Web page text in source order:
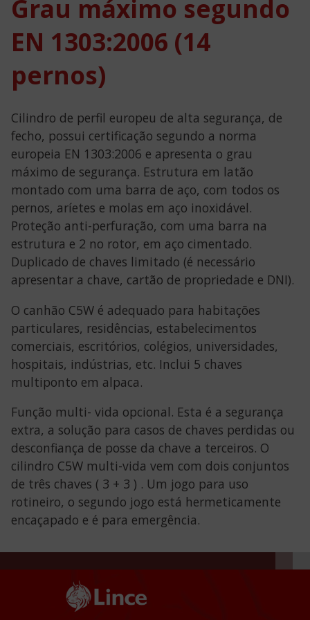
Grau máximo segundo
EN 1303:2006 (14
pernos)
Cilindro de perfil europeu de alta segurança, de
fecho, possui certificação segundo a norma
europeia EN 1303:2006 e apresenta o grau
máximo de segurança. Estrutura em latão
montado com uma barra de aço, com todos os
pernos, aríetes e molas em aço inoxidável.
Proteção anti-perfuração, com uma barra na
estrutura e 2 no rotor, em aço cimentado.
Duplicado de chaves limitado (é necessário
apresentar a chave, cartão de propriedade e DNI).
O canhão C5W é adequado para habitações
particulares, residências, estabelecimentos
comerciais, escritórios, colégios, universidades,
hospitais, indústrias, etc. Inclui 5 chaves
multiponto em alpaca.
Função multi- vida opcional. Esta é a segurança
extra, a solução para casos de chaves perdidas ou
desconfiança de posse da chave a terceiros. O
cilindro C5W multi-vida vem com dois conjuntos
de três chaves ( 3 + 3 ) . Um jogo para uso
rotineiro, o segundo jogo está hermeticamente
encaçapado e é para emergência.